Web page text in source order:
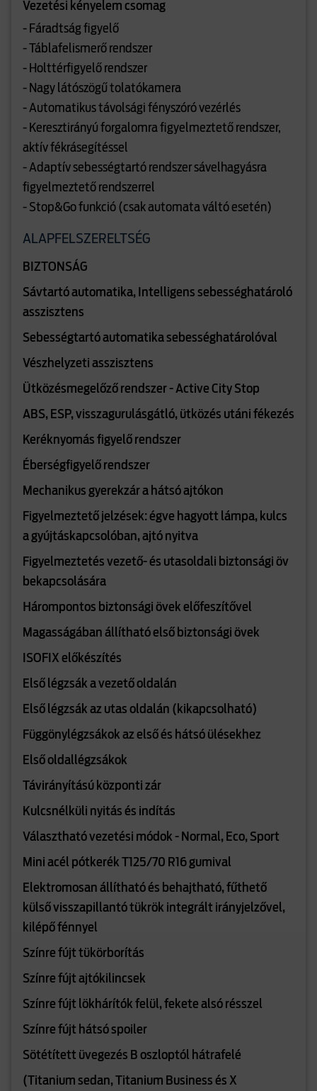
Vezetési kényelem csomag
- Fáradtság figyelő
- Táblafelismerő rendszer
- Holttérfigyelő rendszer
- Nagy látószögű tolatókamera
- Automatikus távolsági fényszóró vezérlés
- Keresztirányú forgalomra figyelmeztető rendszer,
aktív fékrásegítéssel
- Adaptív sebességtartó rendszer sávelhagyásra
figyelmeztető rendszerrel
- Stop&Go funkció (csak automata váltó esetén)
ALAPFELSZERELTSÉG
BIZTONSÁG
Sávtartó automatika, Intelligens sebességhatároló
asszisztens
Sebességtartó automatika sebességhatárolóval
Vészhelyzeti asszisztens
Ütközésmegelőző rendszer - Active City Stop
ABS, ESP, visszagurulásgátló, ütközés utáni fékezés
Keréknyomás figyelő rendszer
Éberségfigyelő rendszer
Mechanikus gyerekzár a hátsó ajtókon
Figyelmeztető jelzések: égve hagyott lámpa, kulcs
a gyújtáskapcsolóban, ajtó nyitva
Figyelmeztetés vezető- és utasoldali biztonsági öv
bekapcsolására
Hárompontos biztonsági övek előfeszítővel
Magasságában állítható első biztonsági övek
ISOFIX előkészítés
Első légzsák a vezető oldalán
Első légzsák az utas oldalán (kikapcsolható)
Függönylégzsákok az első és hátsó ülésekhez
Első oldallégzsákok
Távirányítású központi zár
Kulcsnélküli nyitás és indítás
Választható vezetési módok - Normal, Eco, Sport
Mini acél pótkerék T125/70 R16 gumival
Elektromosan állítható és behajtható, fűthető
külső visszapillantó tükrök integrált irányjelzővel,
kilépő fénnyel
Színre fújt tükörborítás
Színre fújt ajtókilincsek
Színre fújt lökhárítók felül, fekete alsó résszel
Színre fújt hátsó spoiler
Sötétített üvegezés B oszloptól hátrafelé
(Titanium sedan, Titanium Business és X